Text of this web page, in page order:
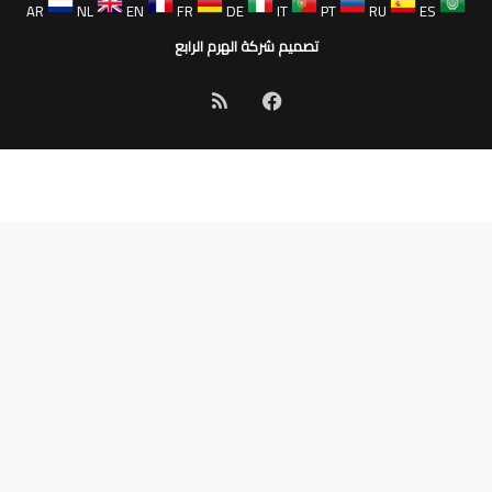
AR
NL EN FR DE IT PT RU
ES
تصميم شركة الهرم الرابع
فيسبوك
الموقع